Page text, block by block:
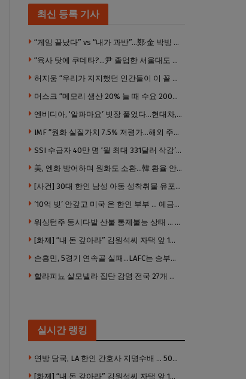
최신 등록 기사
“게임 끝났다” vs “내가 과반”…鄭·金 박빙 전대 서로 우위 주장
“육사 탓에 쿠데타?…尹 졸업한 서울대도 없애야 하나”
허지웅 “우리가 지지했던 인간들이 이 꼴 만들었다”
머스크 “메모리 생산 20% 늘 때 수요 200% 증가” … 반도체 매출 1조달러 눈 앞
엔비디아, ‘알파마요’ 빗장 풀었다…현대차, 자율주행 속도내나
IMF “원화 실질가치 7.5% 저평가…해외 주식투자 영향”
SSI 수급자 40만 명 ‘월 최대 331달러 삭감’ 위기…10만 명은 수급자격 상실
美, 엔화 방어하며 원화도 소환…韓 환율 안정 ‘우군’ 되나
[사건] 30대 한인 남성 아동 성착취물 유포 혐의로 체포
’10억 빚’ 안갚고 미국 온 한인 부부 … 예금보험공사, 미국서 소송
워싱턴주 동시다발 산불 통제불능 상태 … 이재민 수십만명
[화제] “내 돈 갚아라” 김원석씨 자택 앞 1인 광대 시위 … 한인 투자사, “108만 달러 못받아”
손흥민, 5경기 연속골 실패…LAFC는 승부차기 끝 과달라하라 격파
할라피뇨 살모넬라 집단 감염 전국 27개 주 급속 확산
실시간 랭킹
연방 당국, LA 한인 간호사 지명수배 … 500만 달러 메디캐어 사기, 선고 직전 한국 도주
[화제] “내 돈 갚아라” 김원석씨 자택 앞 1인 광대 시위 … 한인 투자사, “108만 달러 못받아”